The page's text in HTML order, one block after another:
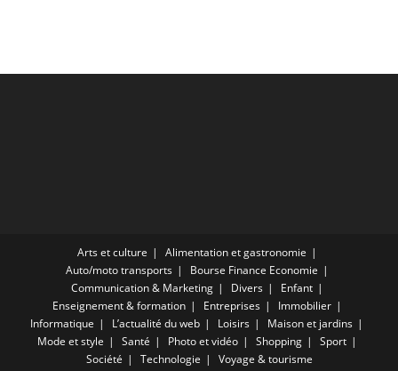
Arts et culture
Alimentation et gastronomie
Auto/moto transports
Bourse Finance Economie
Communication & Marketing
Divers
Enfant
Enseignement & formation
Entreprises
Immobilier
Informatique
L’actualité du web Loisirs
Maison et jardins
Mode et style
Santé Photo et vidéo Shopping
Sport
Société
Technologie Voyage & tourisme